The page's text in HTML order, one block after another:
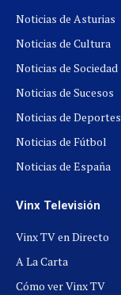
Noticias de Asturias
Noticias de Cultura
Noticias de Sociedad
Noticias de Sucesos
Noticias de Deportes
Noticias de Fútbol
Noticias de España
Vinx Televisión
Vinx TV en Directo
A La Carta
Cómo ver Vinx TV